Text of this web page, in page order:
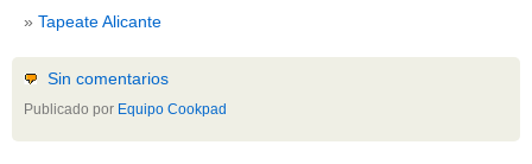
Tapeate Alicante
Sin comentarios
Publicado por Equipo Cookpad